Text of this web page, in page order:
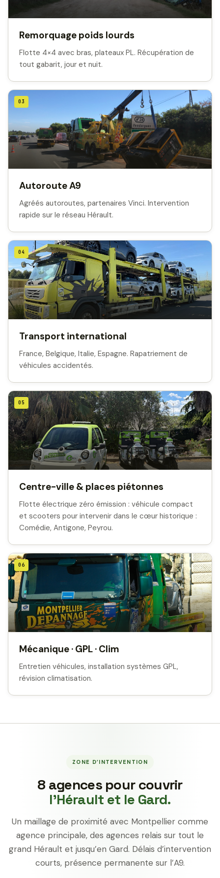
Remorquage poids lourds
Flotte 4×4 avec bras, plateaux PL. Récupération de
tout gabarit, jour et nuit.
03
Autoroute A9
Agréés autoroutes, partenaires Vinci. Intervention
rapide sur le réseau Hérault.
04
Transport international
France, Belgique, Italie, Espagne. Rapatriement de
véhicules accidentés.
05
Centre-ville & places piétonnes
Flotte électrique zéro émission : véhicule compact
et scooters pour intervenir dans le cœur historique :
Comédie, Antigone, Peyrou.
06
Mécanique · GPL · Clim
Entretien véhicules, installation systèmes GPL,
révision climatisation.
ZONE D’INTERVENTION
8 agences pour couvrir
l’Hérault et le Gard.
Un maillage de proximité avec Montpellier comme
agence principale, des agences relais sur tout le
grand Hérault et jusqu’en Gard. Délais d’intervention
courts, présence permanente sur l’A9.